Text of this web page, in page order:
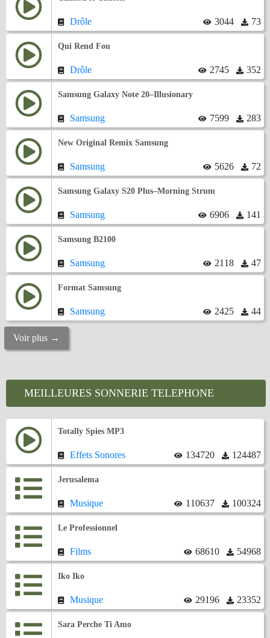
Drôle 3044 73
Qui Rend Fou
Drôle 2745 352
Samsung Galaxy Note 20–Illusionary
Samsung 7599 283
New Original Remix Samsung
Samsung 5626 72
Samsung Galaxy S20 Plus–Morning Strum
Samsung 6906 141
Samsung B2100
Samsung 2118 47
Format Samsung
Samsung 2425 44
Voir plus →
MEILLEURES SONNERIE TELEPHONE
Totally Spies MP3
Effets Sonores 134720 124487
Jerusalema
Musique 110637 100324
Le Professionnel
Films 68610 54968
Iko Iko
Musique 29196 23352
Sara Perche Ti Amo